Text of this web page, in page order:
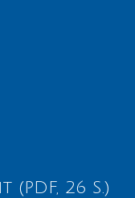
26 S.)